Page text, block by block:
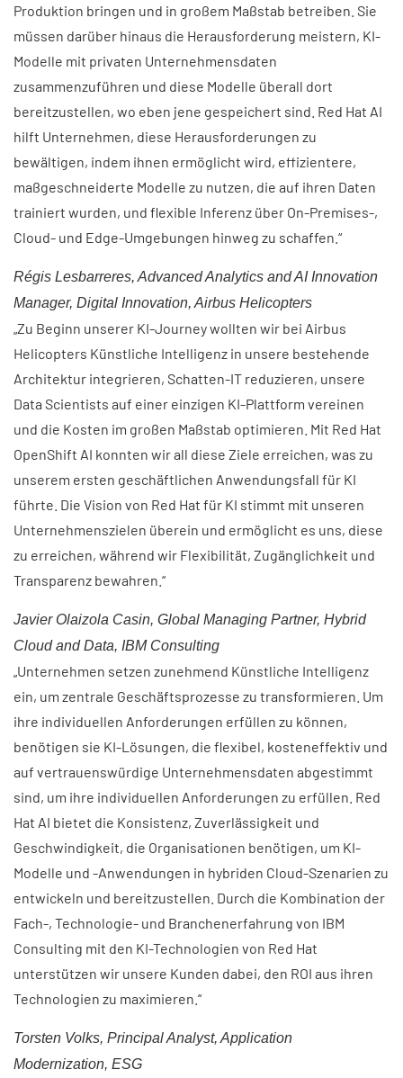
Produktion bringen und in großem Maßstab betreiben. Sie
müssen darüber hinaus die Herausforderung meistern, KI-
Modelle mit privaten Unternehmensdaten
zusammenzuführen und diese Modelle überall dort
bereitzustellen, wo eben jene gespeichert sind. Red Hat AI
hilft Unternehmen, diese Herausforderungen zu
bewältigen, indem ihnen ermöglicht wird, effizientere,
maßgeschneiderte Modelle zu nutzen, die auf ihren Daten
trainiert wurden, und flexible Inferenz über On-Premises-,
Cloud- und Edge-Umgebungen hinweg zu schaffen.“
Régis Lesbarreres, Advanced Analytics and AI Innovation
Manager, Digital Innovation, Airbus Helicopters
„Zu Beginn unserer KI-Journey wollten wir bei Airbus
Helicopters Künstliche Intelligenz in unsere bestehende
Architektur integrieren, Schatten-IT reduzieren, unsere
Data Scientists auf einer einzigen KI-Plattform vereinen
und die Kosten im großen Maßstab optimieren. Mit Red Hat
OpenShift AI konnten wir all diese Ziele erreichen, was zu
unserem ersten geschäftlichen Anwendungsfall für KI
führte. Die Vision von Red Hat für KI stimmt mit unseren
Unternehmenszielen überein und ermöglicht es uns, diese
zu erreichen, während wir Flexibilität, Zugänglichkeit und
Transparenz bewahren.“
Javier Olaizola Casin, Global Managing Partner, Hybrid
Cloud and Data, IBM Consulting
„Unternehmen setzen zunehmend Künstliche Intelligenz
ein, um zentrale Geschäftsprozesse zu transformieren. Um
ihre individuellen Anforderungen erfüllen zu können,
benötigen sie KI-Lösungen, die flexibel, kosteneffektiv und
auf vertrauenswürdige Unternehmensdaten abgestimmt
sind, um ihre individuellen Anforderungen zu erfüllen. Red
Hat AI bietet die Konsistenz, Zuverlässigkeit und
Geschwindigkeit, die Organisationen benötigen, um KI-
Modelle und -Anwendungen in hybriden Cloud-Szenarien zu
entwickeln und bereitzustellen. Durch die Kombination der
Fach-, Technologie- und Branchenerfahrung von IBM
Consulting mit den KI-Technologien von Red Hat
unterstützen wir unsere Kunden dabei, den ROI aus ihren
Technologien zu maximieren.“
Torsten Volks, Principal Analyst, Application
Modernization, ESG